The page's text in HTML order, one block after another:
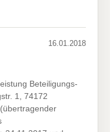
16.01.2018
Beteiligungs-
1, 74172